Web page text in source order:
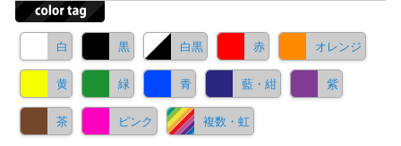
白 黒 白黒 赤 オレンジ
黄 緑 青 藍・紺 紫
茶 ピンク 複数・虹